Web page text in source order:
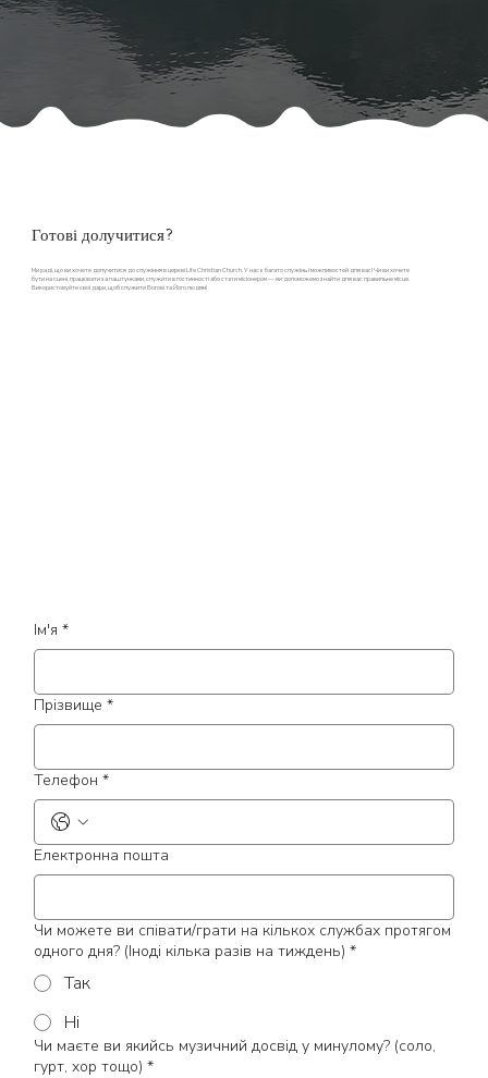
Готові долучитися?
Ми раді, що ви хочете долучитися до служіння в церкві Life Christian Church. У нас є багато служінь і можливостей для вас! Чи ви хочете
бути на сцені, працювати за лаштунками, служити в гостинності або стати місіонером — ми допоможемо знайти для вас правильне місце.
Використовуйте свої дари, щоб служити Богові та Його людям!
Ім'я *
Прізвище *
Телефон *
Електронна пошта
Чи можете ви співати/грати на кількох службах протягом
одного дня? (Іноді кілька разів на тиждень) *
Так
Ні
Чи маєте ви якийсь музичний досвід у минулому? (соло,
гурт, хор тощо) *